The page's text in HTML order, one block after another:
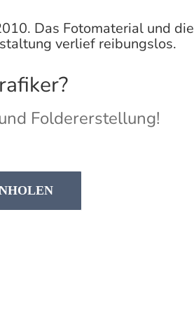
Das Fotomaterial und die
verlief reibungslos.
?
Foldererstellung!